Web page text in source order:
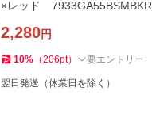
×レッド 7933GA55BSMBKR
2,280円
10% （206pt） 要エントリー
翌日発送（休業日を除く）